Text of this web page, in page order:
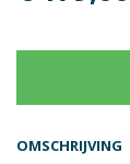
OMSCHRIJVING